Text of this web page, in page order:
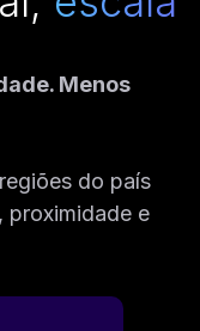
tudo.
Menos
do país
proximidade e